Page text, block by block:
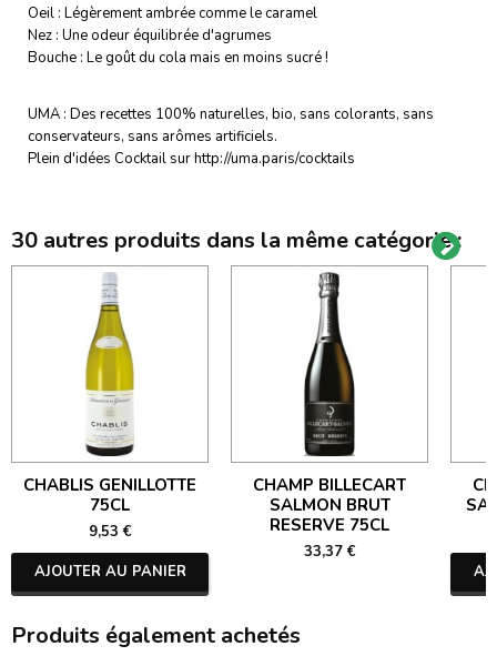
Oeil : Légèrement ambrée comme le caramel
Nez : Une odeur équilibrée d'agrumes
Bouche : Le goût du cola mais en moins sucré !
UMA : Des recettes 100% naturelles, bio, sans colorants, sans
conservateurs, sans arômes artificiels.
Plein d'idées Cocktail sur http://uma.paris/cocktails
30 autres produits dans la même catégorie :
CHABLIS GENILLOTTE
75CL
9,53 €
AJOUTER AU PANIER
CHAMP BILLECART
SALMON BRUT
RESERVE 75CL
33,37 €
Produits également achetés